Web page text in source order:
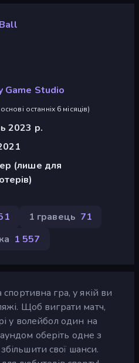
Game Studio
останніх 6 місяців)
2023 р.
(лише для
1 гравець 71
1 557
спортивна гра, у якій ви
Щоб виграти матч,
у волейбол один на
оберіть одне з
свої шанси.